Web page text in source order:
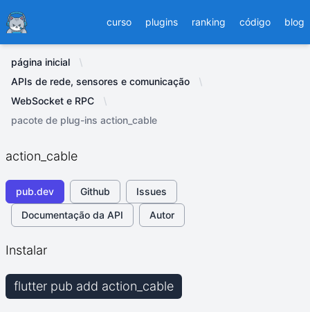
Ducafecat curso plugins ranking código blog
página inicial
APIs de rede, sensores e comunicação
WebSocket e RPC
pacote de plug-ins action_cable
action_cable
pub.dev Github
Issues
Documentação da API
Autor
Instalar
flutter pub add action_cable